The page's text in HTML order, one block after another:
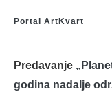
Portal ArtKvart
Predavanje
godina nadalje